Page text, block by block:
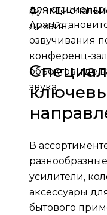
дизайн.
для
Apart
озвучивания
конференц-
объектов, где
звука.
В
усилители,
аксессуары
бытового